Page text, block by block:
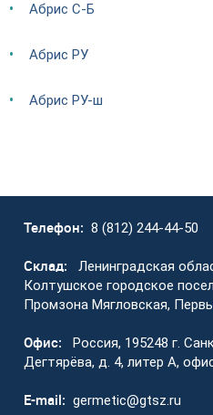
Абрис С-Б
Абрис РУ
Абрис РУ-ш
Телефон: 8 (812) 244-44-50
Склад:
Ленинградская
Колтушское городское
Промзона Мягловская,
Офис:
Россия, 195248 г.
Дегтярёва, д. 4, литер А,
E-mail: germetic@gtsz.ru